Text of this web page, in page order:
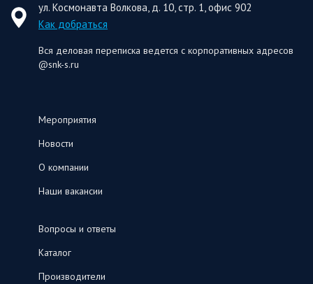
ул. Космонавта Волкова, д. 10, стр. 1, офис 902
Как добраться
Вся деловая переписка ведется с корпоративных адресов
@snk-s.ru
Мероприятия
Новости
О компании
Наши вакансии
Вопросы и ответы
Каталог
Производители